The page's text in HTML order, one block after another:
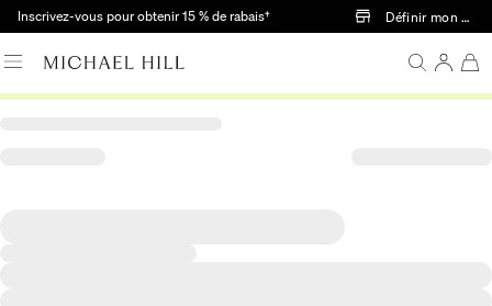
Passer au contenu principal
Inscrivez-vous pour obtenir 15 % de rabais† Définir mon